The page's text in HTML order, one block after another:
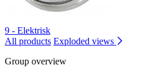
9 - Elektrisk
All products Exploded views
Group overview